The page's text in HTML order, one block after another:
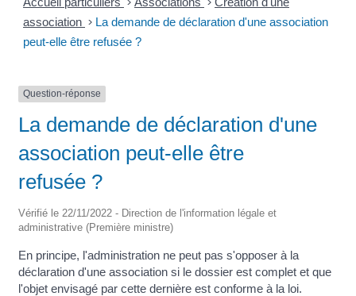
association > La demande de déclaration d'une association
peut-elle être refusée ?
Question-réponse
La demande de déclaration d'une
association peut-elle être
refusée ?
Vérifié le 22/11/2022 - Direction de l'information légale et
administrative (Première ministre)
En principe, l'administration ne peut pas s'opposer à la
déclaration d'une association si le dossier est complet et que
l'objet envisagé par cette dernière est conforme à la loi.